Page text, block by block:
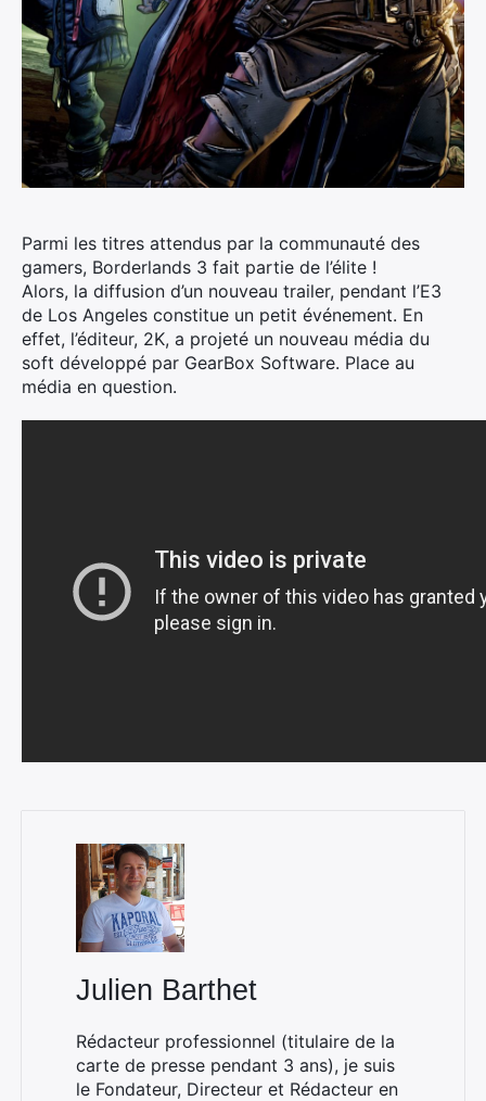
Parmi les titres attendus par la communauté des
gamers, Borderlands 3 fait partie de l’élite !
Alors, la diffusion d’un nouveau trailer, pendant l’E3
de Los Angeles constitue un petit événement. En
effet, l’éditeur, 2K, a projeté un nouveau média du
soft développé par GearBox Software. Place au
média en question.
Julien Barthet
Rédacteur professionnel (titulaire de la
carte de presse pendant 3 ans), je suis
le Fondateur, Directeur et Rédacteur en